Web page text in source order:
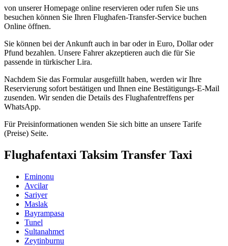
von unserer Homepage online reservieren oder rufen Sie uns
besuchen können Sie Ihren Flughafen-Transfer-Service buchen
Online öffnen.
Sie können bei der Ankunft auch in bar oder in Euro, Dollar oder
Pfund bezahlen. Unsere Fahrer akzeptieren auch die für Sie
passende in türkischer Lira.
Nachdem Sie das Formular ausgefüllt haben, werden wir Ihre
Reservierung sofort bestätigen und Ihnen eine Bestätigungs-E-Mail
zusenden. Wir senden die Details des Flughafentreffens per
WhatsApp.
Für Preisinformationen wenden Sie sich bitte an unsere Tarife
(Preise) Seite.
Flughafentaxi Taksim Transfer Taxi
Eminonu
Avcilar
Sariyer
Maslak
Bayrampasa
Tunel
Sultanahmet
Zeytinburnu